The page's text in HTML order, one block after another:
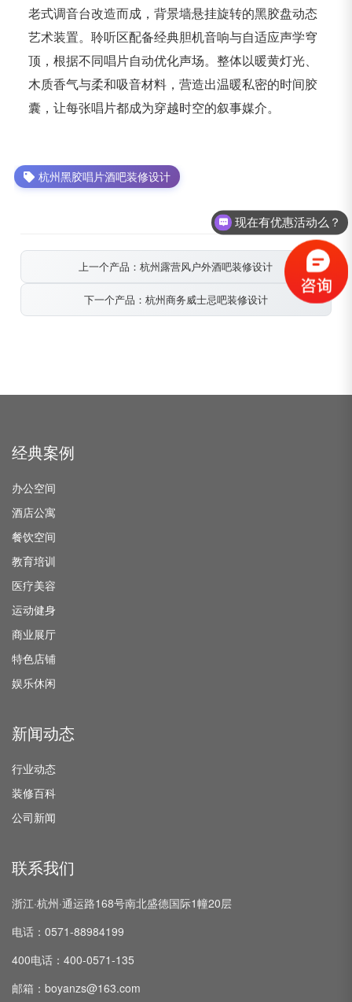
老式调音台改造而成，背景墙悬挂旋转的黑胶盘动态
艺术装置。聆听区配备经典胆机音响与自适应声学穹
顶，根据不同唱片自动优化声场。整体以暖黄灯光、
木质香气与柔和吸音材料，营造出温暖私密的时间胶
囊，让每张唱片都成为穿越时空的叙事媒介。
杭州黑胶唱片酒吧装修设计
上一个产品：杭州露营风户外酒吧装修设计
下一个产品：杭州商务威士忌吧装修设计
经典案例
办公空间
酒店公寓
餐饮空间
教育培训
医疗美容
运动健身
商业展厅
特色店铺
娱乐休闲
新闻动态
行业动态
装修百科
公司新闻
联系我们
浙江·杭州·通运路168号南北盛德国际1幢20层
电话：0571-88984199
400电话：400-0571-135
邮箱：boyanzs@163.com
现在有优惠活动么？